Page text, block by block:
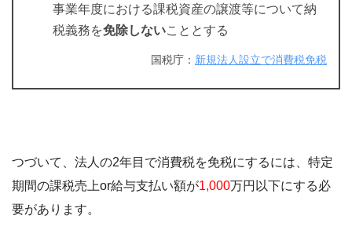
事業年度における課税資産の譲渡等について納
税義務を免除しないこととする
国税庁： 新規法人設立で消費税免税
つづいて、法人の2年目で消費税を免税にするには、特定
期間の課税売上or給与支払い額が1,000万円以下にする必
要があります。